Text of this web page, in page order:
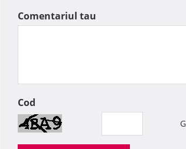
Comentariul tau
Cod